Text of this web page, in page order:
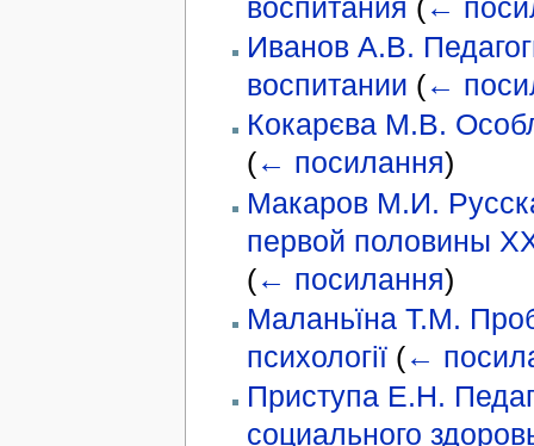
воспитания (←
Иванов А.В.
воспитании (←
Кокарєва М.В.
(← посилання)
Макаров М.И.
первой половины
(← посилання)
Маланьїна Т.М.
психології (←
Приступа Е.Н.
социального